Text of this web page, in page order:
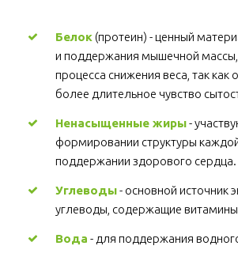
Белок (протеин) - ценный
и поддержания мышечной
процесса снижения веса, так как
более длительное чувство
Ненасыщенные жиры -
формировании структуры каждой
поддержании здорового
Углеводы - основной источник
углеводы, содержащие
Вода - для поддержания